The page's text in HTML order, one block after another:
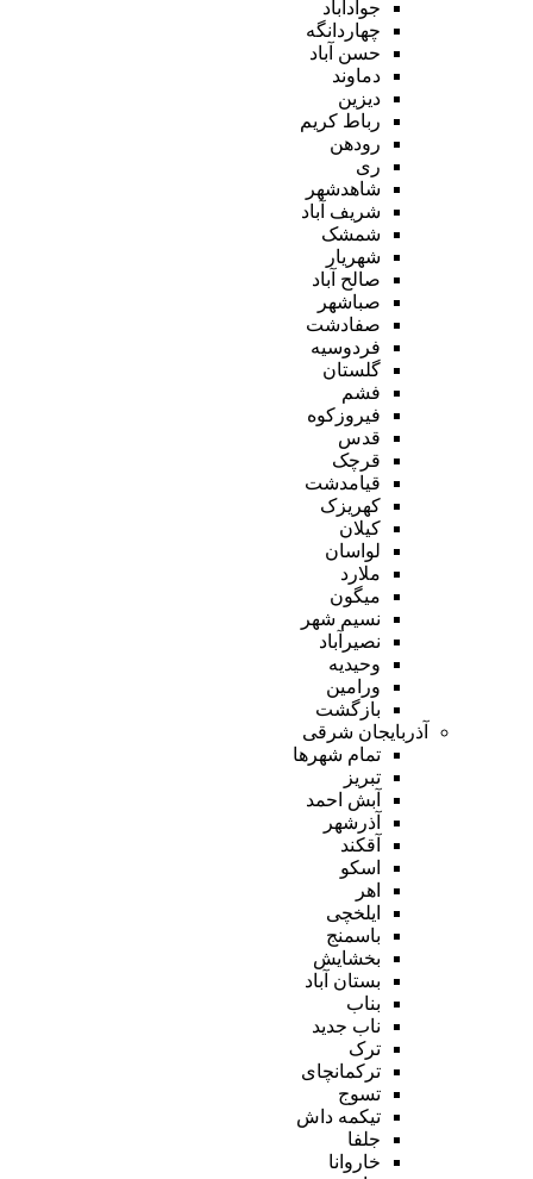
جوادآباد
چهاردانگه
حسن آباد
دماوند
دیزین
رباط کریم
رودهن
ری
شاهدشهر
شریف آباد
شمشک
شهریار
صالح آباد
صباشهر
صفادشت
فردوسیه
گلستان
فشم
فیروزکوه
قدس
قرچک
قیامدشت
کهریزک
کیلان
لواسان
ملارد
میگون
نسیم شهر
نصیرآباد
وحیدیه
ورامین
بازگشت
آذربایجان شرقی
تمام شهر‌ها
تبریز
آبش احمد
آذرشهر
آقکند
اسکو
اهر
ایلخچی
باسمنج
بخشایش
بستان آباد
بناب
ناب جدید
ترک
ترکمانچای
تسوج
تیکمه داش
جلفا
خاروانا